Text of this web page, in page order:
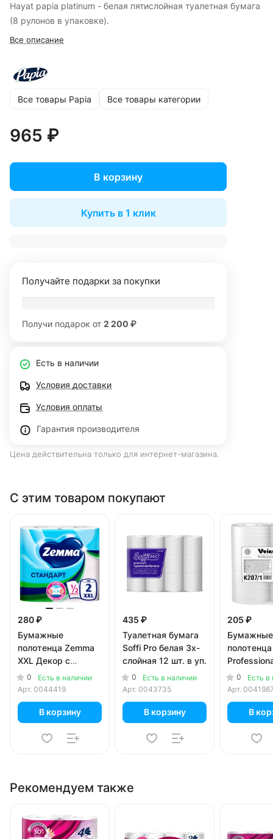
Hayat papia platinum - белая пятислойная туалетная бумага
(8 рулонов в упаковке).
Все описание
Все товары Papia Все товары категории
965 ₽
В корзину
Купить в 1 клик
Получайте подарки за покупки
Получи подарок от 2 200 ₽
Есть в наличии
Условия доставки
Условия оплаты
Гарантия производителя
Цена действительна только для интернет-магазина.
С этим товаром покупают
280 ₽
Бумажные
полотенца Zemma
XXL Декор с
рисунком 2х-
слойные (2 шт)
0
Есть в наличии
Арт. 0044419
В корзину
435 ₽
Туалетная бумага
Soffi Pro белая 3х-
слойная 12 шт. в уп.
0
Есть в наличии
Арт. 0043735
В корзину
205 ₽
Бумажные
2 слоя (2
0
Есть в
Арт.
В
Рекомендуем также